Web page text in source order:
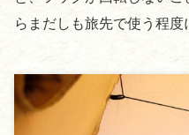
らまだしも旅先で使う程度